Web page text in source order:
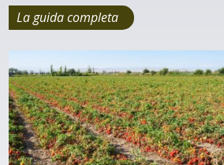
La guida completa